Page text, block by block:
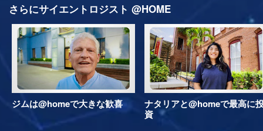
さらにサイエントロジスト @HOME
ジムは@homeで大きな歓喜
ナタリアと@homeで最高に
資